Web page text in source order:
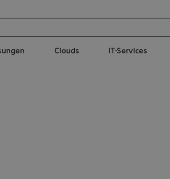
Clouds IT-Services